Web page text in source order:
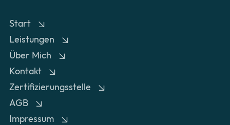
Start
Leistungen
Über Mich
Kontakt
Zertifizierungsstelle
AGB
Impressum